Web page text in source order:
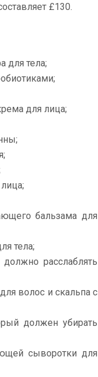
£130.
для тела;
для лица;
бальзама для
тела;
расслаблять
волос и скальпа с
должен убирать
сыворотки для